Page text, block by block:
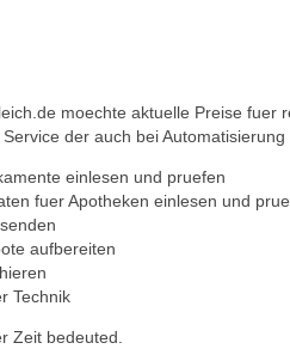
moechte aktuelle Preise
der auch bei
einlesen und pruefen
fuer Apotheken einlesen und
aufbereiten
Technik
Zeit bedeuted.